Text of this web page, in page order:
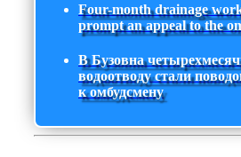
Four-month drainage
prompt an appeal to the
В Бузовна
водоотводу стали
к омбудсмену